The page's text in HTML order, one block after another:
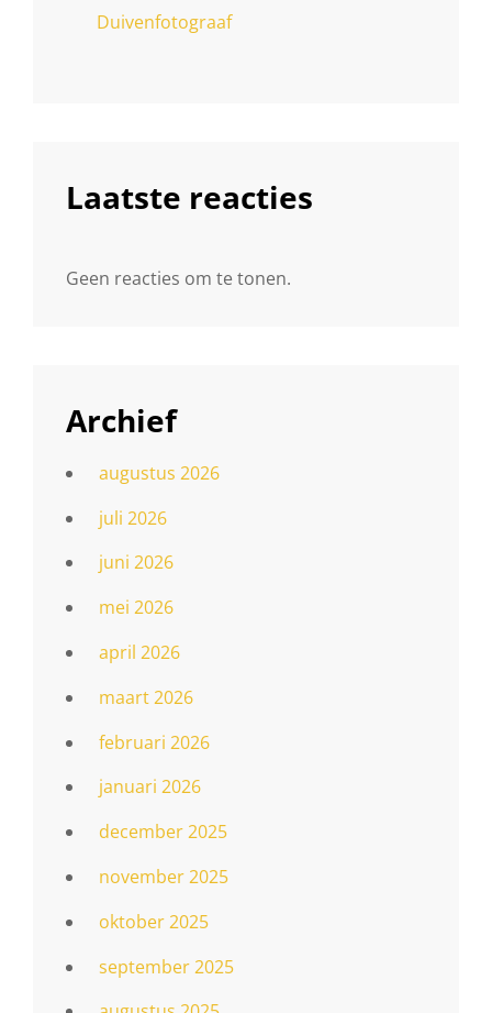
Duivenfotograaf
Laatste reacties
Geen reacties om te tonen.
Archief
augustus 2026
juli 2026
juni 2026
mei 2026
april 2026
maart 2026
februari 2026
januari 2026
december 2025
november 2025
oktober 2025
september 2025